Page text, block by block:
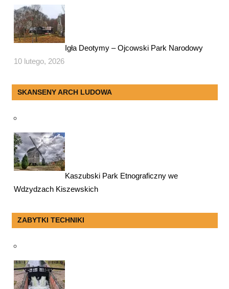
Igła Deotymy – Ojcowski Park Narodowy
10 lutego, 2026
SKANSENY ARCH LUDOWA
Kaszubski Park Etnograficzny we
Wdzydzach Kiszewskich
ZABYTKI TECHNIKI